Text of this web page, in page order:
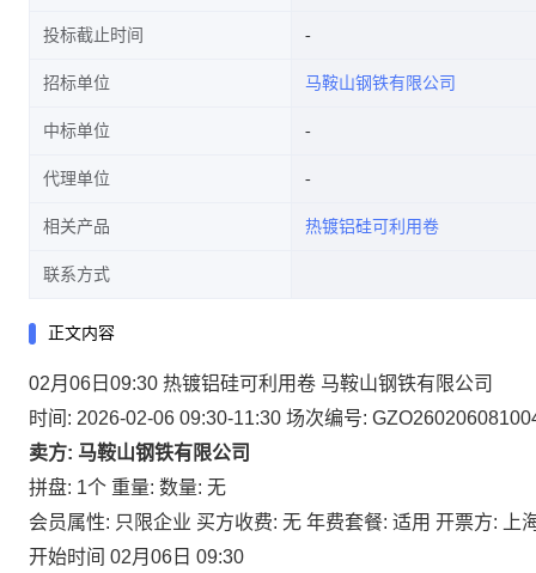
投标截止时间
招标单位 马鞍山钢铁有限公司
中标单位
代理单位
相关产品 热镀铝硅可利用卷
联系方式
正文内容
02月06日09:30 热镀铝硅可利用卷 马鞍山钢铁有限公司
时间: 2026-02-06 09:30-11:30 场次编号:
卖方: 马鞍山钢铁有限公司
拼盘: 1个 重量: 数量: 无
会员属性: 只限企业 买方收费: 无 年费套餐: 适用 开票方: 上
开始时间 02月06日 09:30